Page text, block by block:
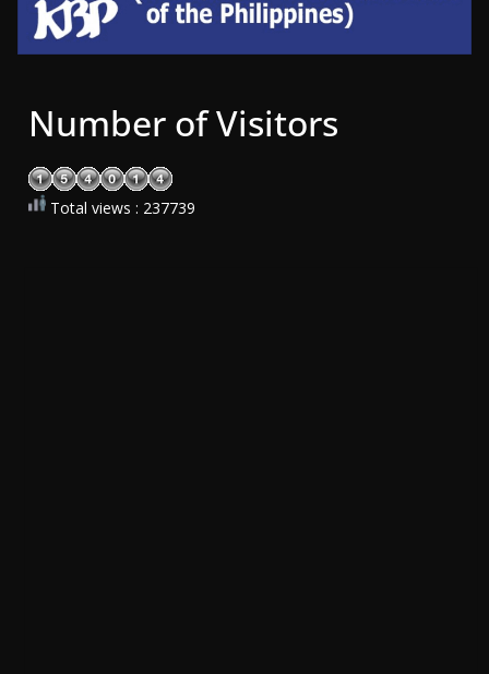
Number of Visitors
Total views : 237739